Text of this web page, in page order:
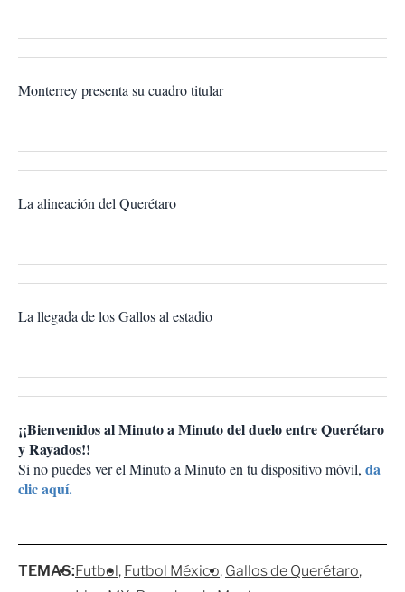
Monterrey presenta su cuadro titular
La alineación del Querétaro
La llegada de los Gallos al estadio
¡¡Bienvenidos al Minuto a Minuto del duelo entre Querétaro
y Rayados!!
Si no puedes ver el Minuto a Minuto en tu dispositivo móvil, da
clic aquí.
TEMAS:Futbol Futbol México Gallos de Querétaro